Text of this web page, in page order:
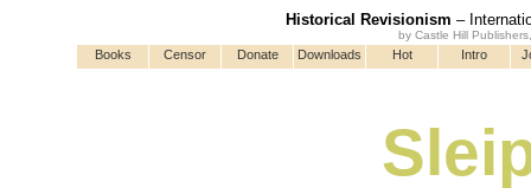
Historical Revisionism –
by Castle Hill
Books Censor Donate Downloads Hot Intro